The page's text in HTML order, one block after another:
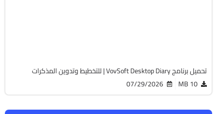
تحميل برنامج VovSoft Desktop Diary | للتخطيط وتدوين المذكرات
10 MB
07/29/2026